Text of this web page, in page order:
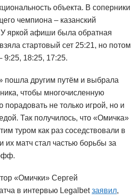
объекта. В соперники
чемпиона – казанский
яркой афиши была обратная
стартовый сет 25:21, но потом
9:25, 18:25, 17:25.
пошла другим путём и выбрала
чтобы многочисленную
не только игрой, но и
Так получилось, что «Омичка»
туром как раз соседствовали в
их матч стал частью борьбы за
«Омички» Сергей
в интервью Legalbetзаявил,